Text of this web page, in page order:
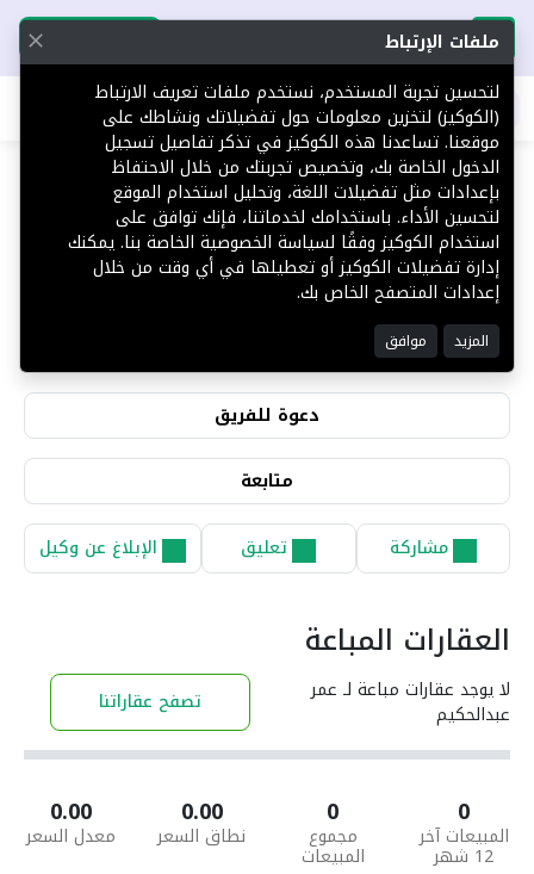
تحميل التطبيق تحميل التطبيق
اطلب عقارك
عمر عبدالحكيم
0
التقييمات
دعوة للفريق
متابعة
مشاركة تعليق الإبلاغ عن وكيل
العقارات المباعة
لا يوجد عقارات مباعة لـ عمر
عبدالحكيم تصفح عقاراتنا
0
المبيعات آخر
12 شهر
0
مجموع
المبيعات
0.00
نطاق السعر
0.00
معدل السعر
ملفات الإرتباط
لتحسين تجربة المستخدم، نستخدم ملفات تعريف الارتباط
(الكوكيز) لتخزين معلومات حول تفضيلاتك ونشاطك على
موقعنا. تساعدنا هذه الكوكيز في تذكر تفاصيل تسجيل
الدخول الخاصة بك، وتخصيص تجربتك من خلال الاحتفاظ
بإعدادات مثل تفضيلات اللغة، وتحليل استخدام الموقع
لتحسين الأداء. باستخدامك لخدماتنا، فإنك توافق على
استخدام الكوكيز وفقًا لسياسة الخصوصية الخاصة بنا. يمكنك
إدارة تفضيلات الكوكيز أو تعطيلها في أي وقت من خلال
إعدادات المتصفح الخاص بك.
المزيد موافق